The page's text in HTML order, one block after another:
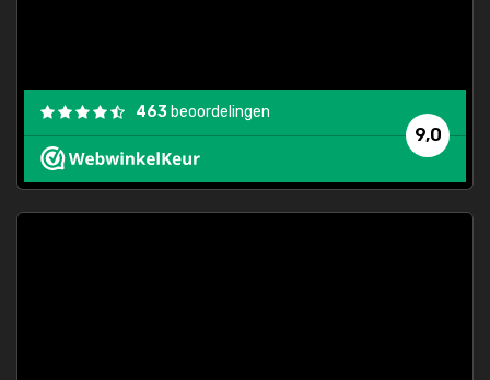
9,0
463 beoordelingen